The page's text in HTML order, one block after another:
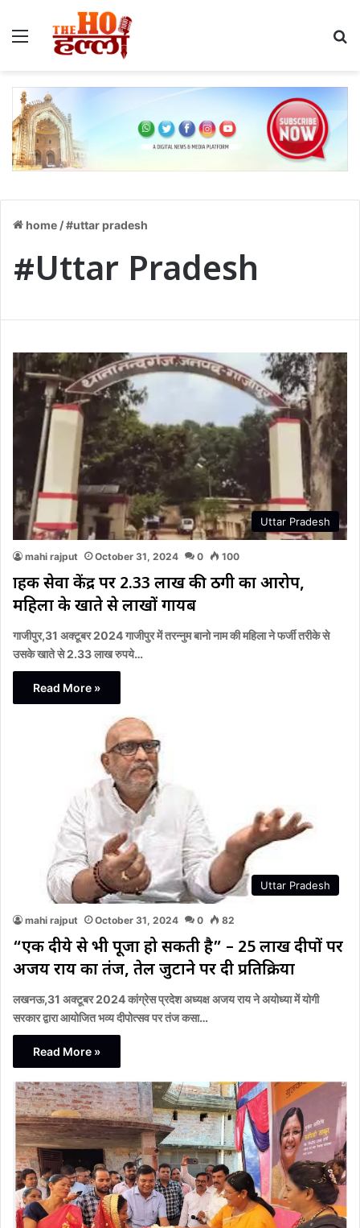
Menu
home /#uttar pradesh
#Uttar Pradesh
Uttar Pradesh
mahi rajput October 31, 2024 0 100
ग्राहक सेवा केंद्र पर 2.33 लाख की ठगी का आरोप,
महिला के खाते से लाखों गायब
गाजीपुर,31 अक्टूबर 2024 गाजीपुर में तरन्नुम बानो नाम की महिला ने फर्जी तरीके से
उसके खाते से 2.33 लाख रुपये…
Read More »
Uttar Pradesh
mahi rajput October 31, 2024 0 82
“एक दीये से भी पूजा हो सकती है” – 25 लाख दीपों पर
अजय राय का तंज, तेल जुटाने पर दी प्रतिक्रिया
लखनऊ,31 अक्टूबर 2024 कांग्रेस प्रदेश अध्यक्ष अजय राय ने अयोध्या में योगी
सरकार द्वारा आयोजित भव्य दीपोत्सव पर तंज कसा…
Read More »